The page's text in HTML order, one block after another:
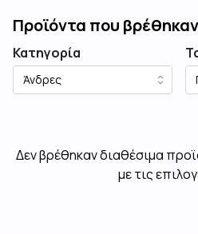
Προϊόντα που βρέθηκαν
Κατηγορία
Δεν βρέθηκαν διαθέσιμα
με τις